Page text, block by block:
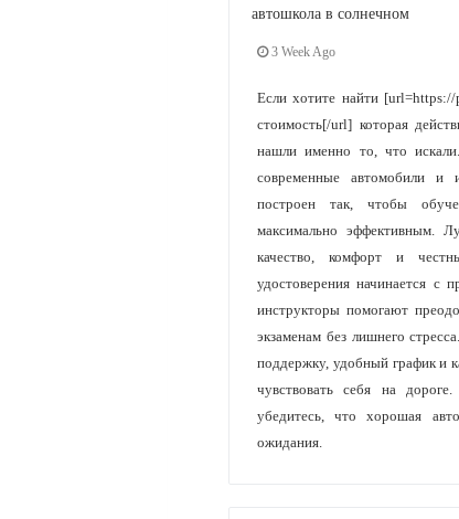
автошкола в солнечном
3 Week Ago
Если хотите найти [url=https://
стоимость[/url] которая
нашли именно то, что
современные автомобили и
построен так, чтобы
максимально эффективным.
качество, комфорт и
удостоверения начинается с
инструкторы помогают
экзаменам без лишнего
поддержку, удобный график и
чувствовать себя на
убедитесь, что хорошая
ожидания.